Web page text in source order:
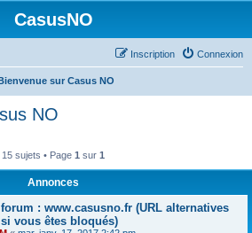
CasusNO
Connexion
Inscription
sur Casus NO
NO
15 sujets • Page 1 sur 1
Annonces
: www.casusno.fr (URL alternatives
vous êtes bloqués)